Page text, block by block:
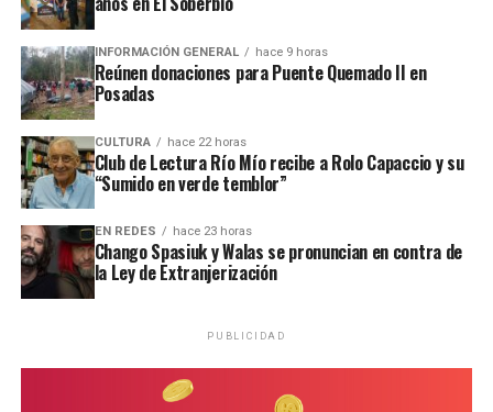
INFORMACIÓN GENERAL hace 9 horas
Reúnen donaciones para Puente Quemado II en
Posadas
CULTURA hace 22 horas
Club de Lectura Río Mío recibe a Rolo Capaccio y su
“Sumido en verde temblor”
EN REDES hace 23 horas
Chango Spasiuk y Walas se pronuncian en contra de
la Ley de Extranjerización
PUBLICIDAD